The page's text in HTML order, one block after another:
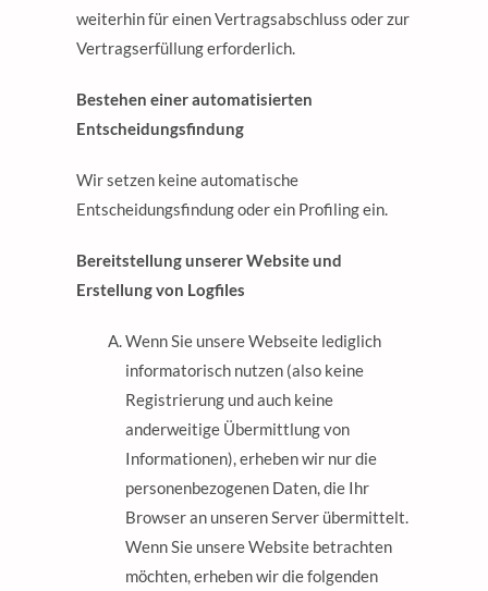
weiterhin für einen Vertragsabschluss oder zur
Vertragserfüllung erforderlich.
Bestehen einer automatisierten
Entscheidungsfindung
Wir setzen keine automatische
Entscheidungsfindung oder ein Profiling ein.
Bereitstellung unserer Website und
Erstellung von Logfiles
Wenn Sie unsere Webseite lediglich
informatorisch nutzen (also keine
Registrierung und auch keine
anderweitige Übermittlung von
Informationen), erheben wir nur die
personenbezogenen Daten, die Ihr
Browser an unseren Server übermittelt.
Wenn Sie unsere Website betrachten
möchten, erheben wir die folgenden